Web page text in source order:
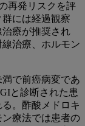
再発リスクを評
には経過観察
療が推奨され
治療、ホルモン
で前癌病変であ
と診断された患
。酢酸メドロキ
療法では患者の